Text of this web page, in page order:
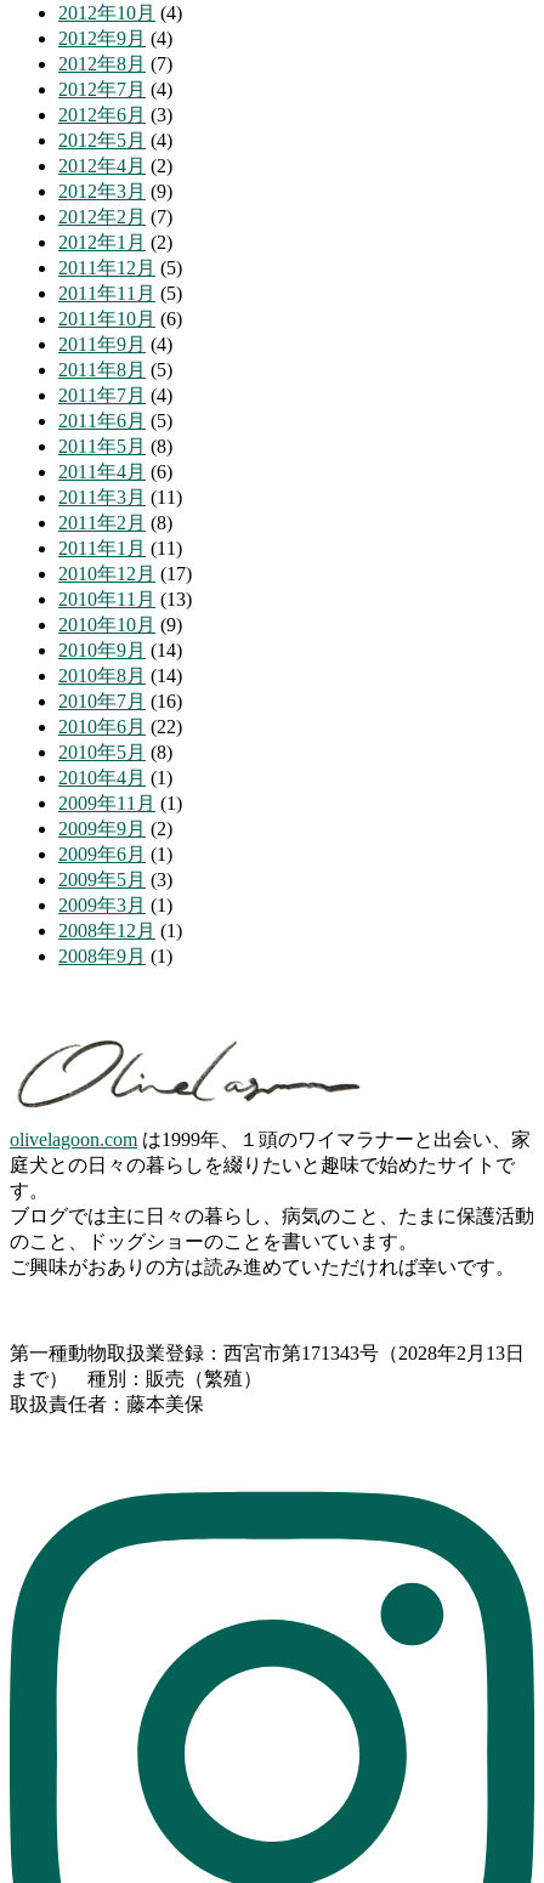
2012年10月 (4)
2012年9月 (4)
2012年8月 (7)
2012年7月 (4)
2012年6月 (3)
2012年5月 (4)
2012年4月 (2)
2012年3月 (9)
2012年2月 (7)
2012年1月 (2)
2011年12月 (5)
2011年11月 (5)
2011年10月 (6)
2011年9月 (4)
2011年8月 (5)
2011年7月 (4)
2011年6月 (5)
2011年5月 (8)
2011年4月 (6)
2011年3月 (11)
2011年2月 (8)
2011年1月 (11)
2010年12月 (17)
2010年11月 (13)
2010年10月 (9)
2010年9月 (14)
2010年8月 (14)
2010年7月 (16)
2010年6月 (22)
2010年5月 (8)
2010年4月 (1)
2009年11月 (1)
2009年9月 (2)
2009年6月 (1)
2009年5月 (3)
2009年3月 (1)
2008年12月 (1)
2008年9月 (1)
olivelagoon.com は1999年、１頭のワイマラナーと出会い、家
庭犬との日々の暮らしを綴りたいと趣味で始めたサイトで
す。
ブログでは主に日々の暮らし、病気のこと、たまに保護活動
のこと、ドッグショーのことを書いています。
ご興味がおありの方は読み進めていただければ幸いです。
第一種動物取扱業登録：西宮市第171343号（2028年2月13日
まで） 種別：販売（繁殖）
取扱責任者：藤本美保